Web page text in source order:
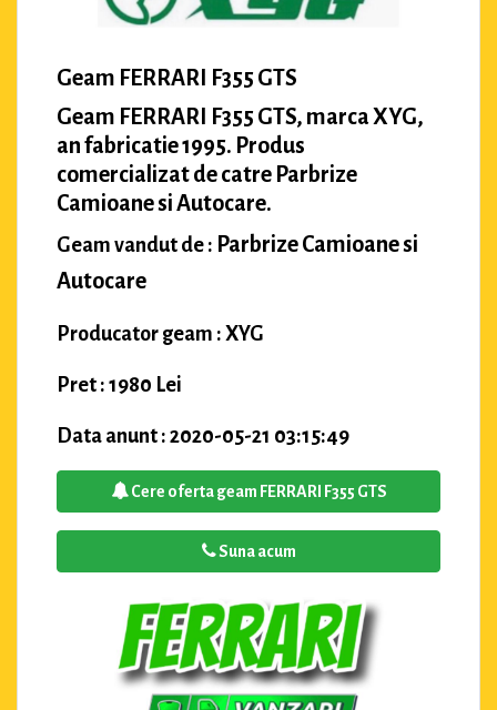
Geam FERRARI F355 GTS
Geam FERRARI F355 GTS, marca XYG,
an fabricatie 1995. Produs
comercializat de catre Parbrize
Camioane si Autocare.
Geam vandut de : Parbrize Camioane si
Autocare
Producator geam : XYG
Pret : 1980 Lei
Data anunt : 2020-05-21 03:15:49
Cere oferta geam FERRARI F355 GTS
Suna acum